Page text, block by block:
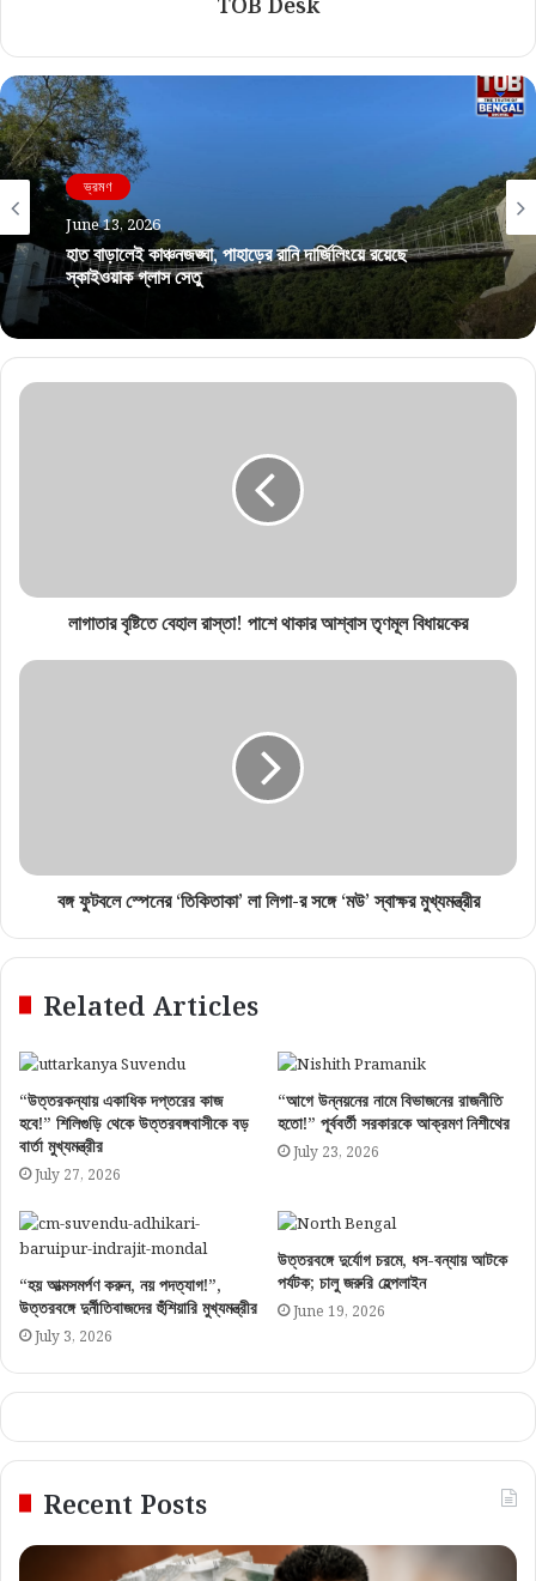
ভ্রমণ
June 13, 2026
হাত বাড়ালেই কাঞ্চনজঙ্ঘা, পাহাড়ের রানি দার্জিলিংয়ে রয়েছে
স্কাইওয়াক গ্লাস সেতু
লাগাতার বৃষ্টিতে বেহাল রাস্তা! পাশে থাকার আশ্বাস তৃণমূল বিধায়কের
বঙ্গ ফুটবলে স্পেনের ‘তিকিতাকা’ লা লিগা-র সঙ্গে ‘মউ’ স্বাক্ষর মুখ্যমন্ত্রীর
Related Articles
“উত্তরকন্যায় একাধিক দপ্তরের কাজ
হবে!” শিলিগুড়ি থেকে উত্তরবঙ্গবাসীকে বড়
বার্তা মুখ্যমন্ত্রীর
July 27, 2026
“আগে উন্নয়নের নামে বিভাজনের রাজনীতি
হতো!” পূর্ববর্তী সরকারকে আক্রমণ নিশীথের
July 23, 2026
“হয় আত্মসমর্পণ করুন, নয় পদত্যাগ!”,
উত্তরবঙ্গে দুর্নীতিবাজদের হুঁশিয়ারি মুখ্যমন্ত্রীর
July 3, 2026
উত্তরবঙ্গে দুর্যোগ চরমে, ধস-বন্যায় আটকে
পর্যটক; চালু জরুরি হেল্পলাইন
June 19, 2026
Recent Posts